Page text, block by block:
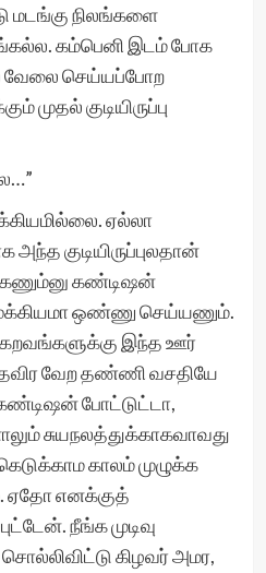
நிலங்களை
கம்பெனி இடம் போக
வேலை செய்யப்போற
குடியிருப்பு
ஏல்லா
குடியிருப்புலதான்
கண்டிஷன்
ஒண்ணு செய்யணும்.
இந்த ஊர்
வேற தண்ணி வசதியே
போட்டுட்டா,
சுயநலத்துக்காகவாவது
காலம் முழுக்க
ஏதோ எனக்குத்
நீங்க முடிவு
கிழவர் அமர,